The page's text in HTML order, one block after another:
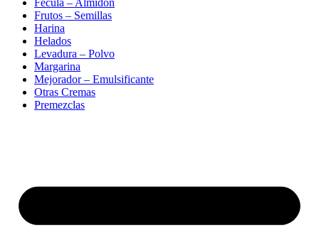
Fécula – Almidón
Frutos – Semillas
Harina
Helados
Levadura – Polvo
Margarina
Mejorador – Emulsificante
Otras Cremas
Premezclas